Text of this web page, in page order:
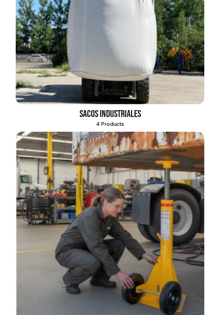
Sacos industriales
4 Products